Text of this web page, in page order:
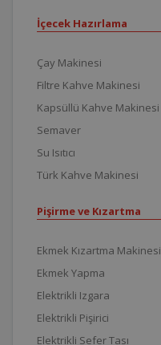
İçecek Hazırlama
Çay Makinesi
Filtre Kahve Makinesi
Kapsüllü Kahve Makinesi
Semaver
Su Isıtıcı
Türk Kahve Makinesi
Pişirme ve Kızartma
Ekmek Kızartma Makinesi
Ekmek Yapma
Elektrikli Izgara
Elektrikli Pişirici
Elektrikli Sefer Tası